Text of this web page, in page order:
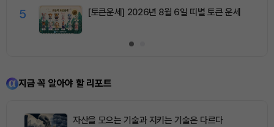
5 [토큰운세] 2026년 8월 6일 띠별 토큰 운세
지금 꼭 알아야 할 리포트
자산을 모으는 기술과 지키는 기술은 다르다